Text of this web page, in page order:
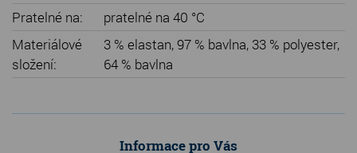
Pratelné na:
pratelné na 40 °C
Materiálové
složení:
3 % elastan, 97 % bavlna, 33 % polyester,
64 % bavlna
Informace pro Vás